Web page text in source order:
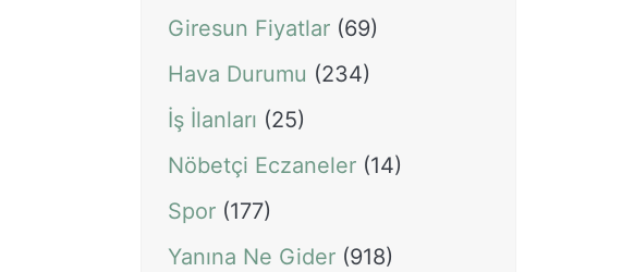
Giresun Fiyatlar (69)
Hava Durumu (234)
İş İlanları (25)
Nöbetçi Eczaneler (14)
Spor (177)
Yanına Ne Gider (918)